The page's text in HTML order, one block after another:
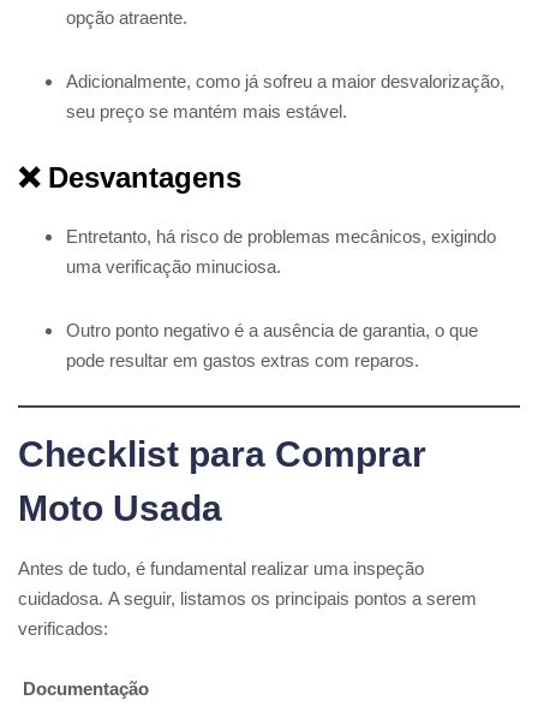
opção atraente.
Adicionalmente, como já sofreu a maior desvalorização,
seu preço se mantém mais estável.
❌ Desvantagens
Entretanto, há risco de problemas mecânicos, exigindo
uma verificação minuciosa.
Outro ponto negativo é a ausência de garantia, o que
pode resultar em gastos extras com reparos.
Checklist para Comprar
Moto Usada
Antes de tudo, é fundamental realizar uma inspeção
cuidadosa. A seguir, listamos os principais pontos a serem
verificados:
Documentação